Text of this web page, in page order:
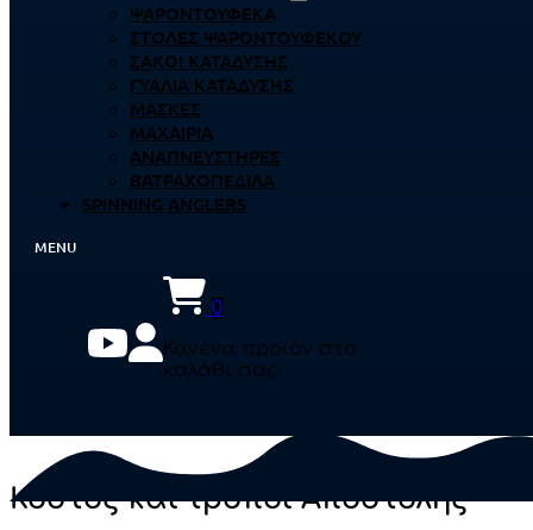
ΨΑΡΟΝΤΟΎΦΕΚΑ
ΣΤΟΛΈΣ ΨΑΡΟΝΤΟΎΦΕΚΟΥ
ΣΆΚΟΙ ΚΑΤΆΔΥΣΗΣ
ΓΥΑΛΙΆ ΚΑΤΆΔΥΣΗΣ
ΜΆΣΚΕΣ
ΜΑΧΑΊΡΙΑ
ΑΝΑΠΝΕΥΣΤΉΡΕΣ
ΒΑΤΡΑΧΟΠΈΔΙΛΑ
SPINNING ANGLERS
0
Κανένα προϊόν στο
καλάθι σας.
Κόστος και τρόποι Αποστολής